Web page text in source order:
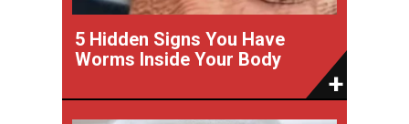
5 Hidden Signs You Have
Worms Inside Your Body